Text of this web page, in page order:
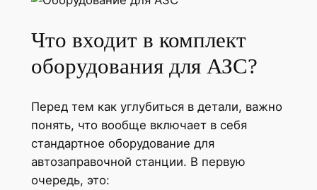
Что входит в комплект
оборудования для АЗС?
Перед тем как углубиться в детали, важно
понять, что вообще включает в себя
стандартное оборудование для
автозаправочной станции. В первую
очередь, это: